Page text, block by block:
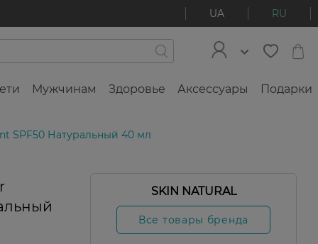
UA RU
Мужчинам Здоровье Аксессуары Подарки
SPF50 Натуральный 40 мл
SKIN NATURAL
Все товары бренда